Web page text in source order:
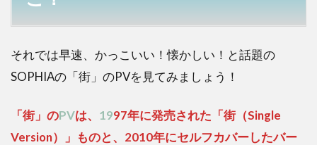
2
のロケ
地はど
こ？部
際使っ
ていた
場所？
それでは早速、かっこいい！懐かしい！と話題の
SOPHIAの「街」のPVを見てみましょう！
「街」のPVは、 1997年に発売された「街（Single
Version）」ものと、2010年にセルフカバーしたバー